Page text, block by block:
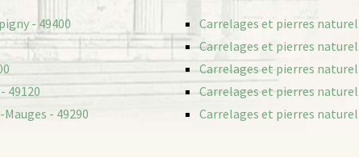
- 49400
49120
- 49290
Carrelages et pierres
Carrelages et pierres
Carrelages et pierres
Carrelages et pierres
Carrelages et pierres